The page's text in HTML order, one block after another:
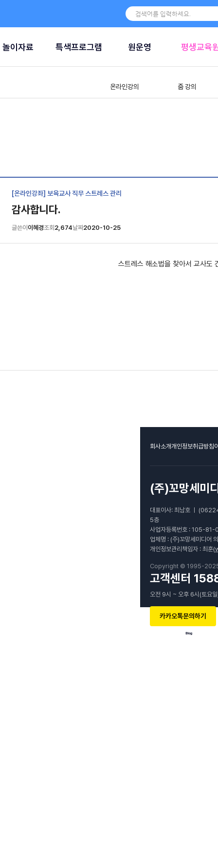
놀이자료 특색프로그램 원운영 평생교육
온라인강의 줌 강의
[온라인강좌] 보육교사 직무 스트레스 관리
감사합니다.
글쓴이 이혜경조회 2,674날짜2020-10-25
스트레스 해소법을 찾아서 교사도
회사소개개인정보취급방침
(주)꼬망세미
대표이사: 최남호 ㅣ
5층
사업자등록번호 : 105-
업체명 : (주)꼬망세미디어
개인정보관리책임자 : 최훈(
Copyright © 1995-2025
고객센터
오전 9시 ~ 오후 6시(토요
카카오톡문의하기